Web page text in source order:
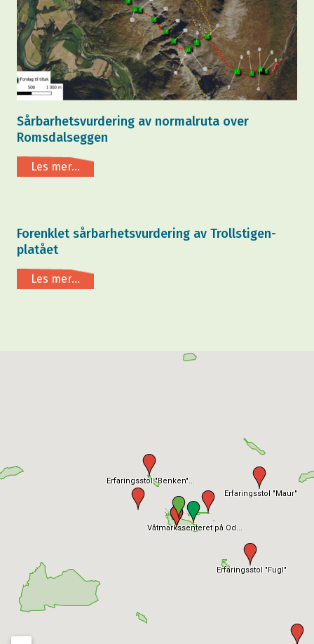
Sårbarhetsvurdering av normalruta over
Romsdalseggen
Les mer...
Forenklet sårbarhetsvurdering av Trollstigen-
platået
Les mer...